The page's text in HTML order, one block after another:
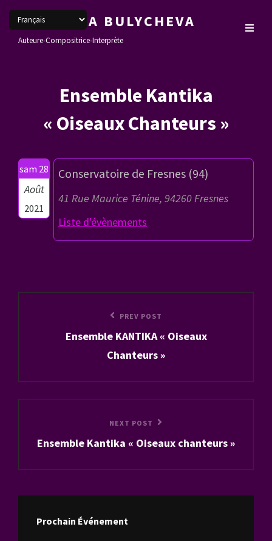
VERONIKA BULYCHEVA
Auteure-Compositrice-Interprète
Ensemble Kantika
« Oiseaux Chanteurs »
sam 28
Août
2021
Conservatoire de Fresnes (94)
41 Rue Maurice Ténine, 94260 Fresnes
Liste d'évènements
PREV POST
Ensemble KANTIKA « Oiseaux
Chanteurs »
Post
NEXT POST
Ensemble Kantika « Oiseaux chanteurs »
Prochain Événement